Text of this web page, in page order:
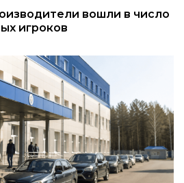
вошли в число
игроков